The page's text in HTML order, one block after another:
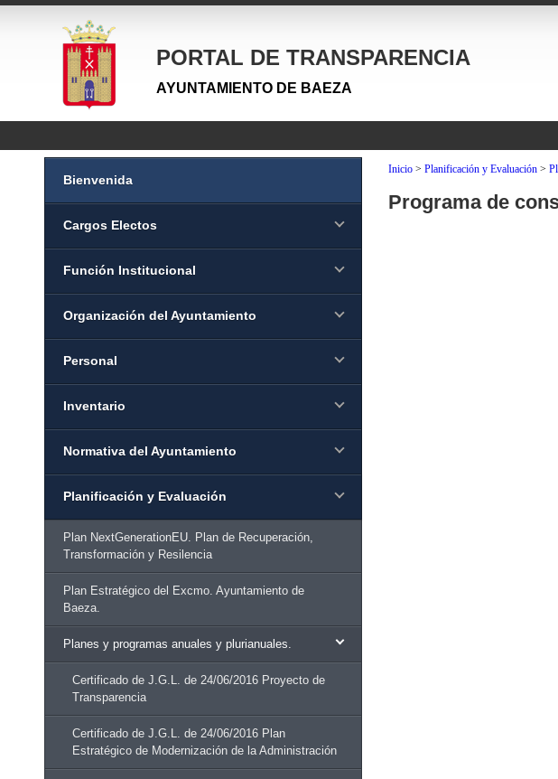
PORTAL DE TRANSPARENCIA
AYUNTAMIENTO DE BAEZA
Bienvenida
Cargos Electos
Función Institucional
Organización del Ayuntamiento
Personal
Inventario
Normativa del Ayuntamiento
Planificación y Evaluación
Plan NextGenerationEU. Plan de Recuperación,
Transformación y Resilencia
Plan Estratégico del Excmo. Ayuntamiento de
Baeza.
Planes y programas anuales y plurianuales.
Certificado de J.G.L. de 24/06/2016 Proyecto de
Transparencia
Certificado de J.G.L. de 24/06/2016 Plan
Estratégico de Modernización de la Administración
Inicio> Planificación y Evaluación>
Programa de